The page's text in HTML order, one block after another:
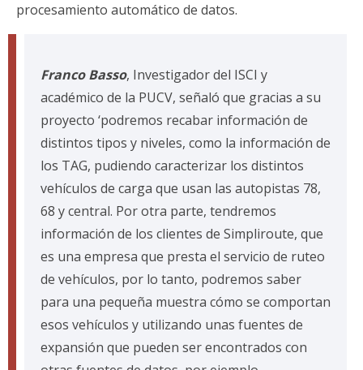
procesamiento automático de datos.
Franco Basso, Investigador del ISCI y
académico de la PUCV, señaló que gracias a su
proyecto ‘podremos recabar información de
distintos tipos y niveles, como la información de
los TAG, pudiendo caracterizar los distintos
vehículos de carga que usan las autopistas 78,
68 y central. Por otra parte, tendremos
información de los clientes de Simpliroute, que
es una empresa que presta el servicio de ruteo
de vehículos, por lo tanto, podremos saber
para una pequeña muestra cómo se comportan
esos vehículos y utilizando unas fuentes de
expansión que pueden ser encontrados con